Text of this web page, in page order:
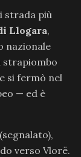
strada più
Llogara,
nazionale
strapiombo
si fermò nel
— ed è
(segnalato),
verso Vlorë.